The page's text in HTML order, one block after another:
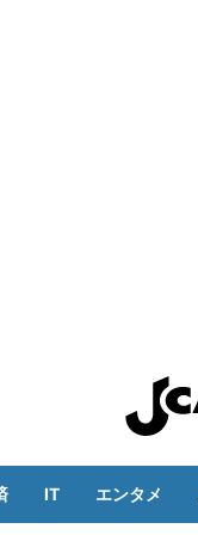
IT エンタメ